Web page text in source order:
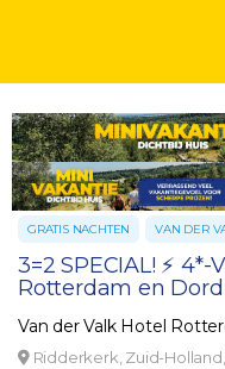
GRATIS NACHTEN VAN DER
3=2 SPECIAL! ⚡
Rotterdam en
Van der Valk Hotel
Ridderkerk, Zuid-